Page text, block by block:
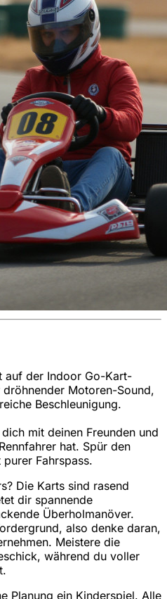
auf der Indoor Go-Kart-
Motoren-Sound,
Beschleunigung.
mit deinen Freunden und
hat. Spür den
Fahrspass.
Die Karts sind rasend
dir spannende
Überholmanöver.
also denke daran,
Meistere die
während du voller
Planung ein Kinderspiel. Alle